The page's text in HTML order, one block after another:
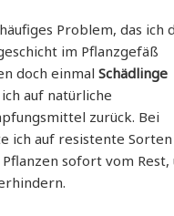
Problem, das ich
im Pflanzgefäß
doch einmalSchädlinge
auf natürliche
zurück. Bei
ich auf resistente Sorten
sofort vom Rest,